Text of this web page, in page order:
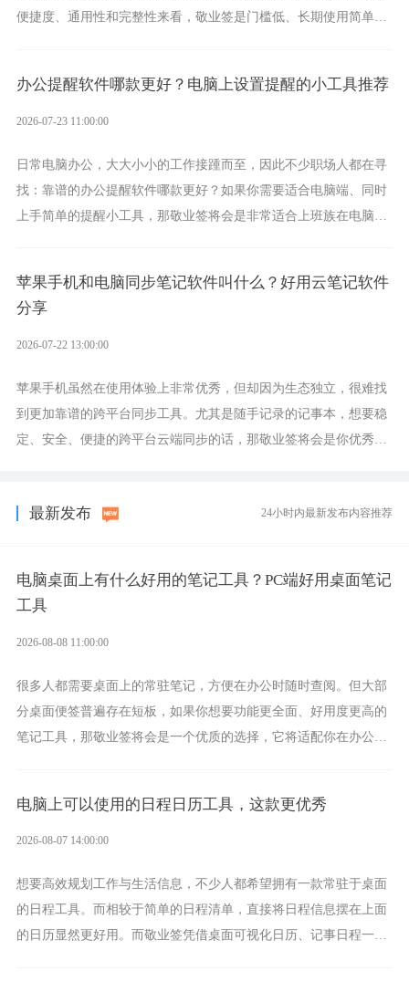
便捷度、通用性和完整性来看，敬业签是门槛低、长期使用简单的
办公提醒软件哪款更好？电脑上设置提醒的小工具推荐
2026-07-23 11:00:00
日常电脑办公，大大小小的工作接踵而至，因此不少职场人都在寻
找：靠谱的办公提醒软件哪款更好？如果你需要适合电脑端、同时
上手简单的提醒小工具，那敬业签将会是非常适合上班族在电脑上
苹果手机和电脑同步笔记软件叫什么？好用云笔记软件
分享
2026-07-22 13:00:00
苹果手机虽然在使用体验上非常优秀，但却因为生态独立，很难找
到更加靠谱的跨平台同步工具。尤其是随手记录的记事本，想要稳
定、安全、便捷的跨平台云端同步的话，那敬业签将会是你优秀的
最新发布 24小时内最新发布内容推荐
电脑桌面上有什么好用的笔记工具？PC端好用桌面笔记
工具
2026-08-08 11:00:00
很多人都需要桌面上的常驻笔记，方便在办公时随时查阅。但大部
分桌面便签普遍存在短板，如果你想要功能更全面、好用度更高的
笔记工具，那敬业签将会是一个优质的选择，它将适配你在办公、
电脑上可以使用的日程日历工具，这款更优秀
2026-08-07 14:00:00
想要高效规划工作与生活信息，不少人都希望拥有一款常驻于桌面
的日程工具。而相较于简单的日程清单，直接将日程信息摆在上面
的日历显然更好用。而敬业签凭借桌面可视化日历、记事日程一体